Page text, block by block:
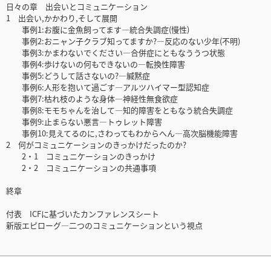
日々の章 出会いとコミュニケーション
1 出会い,かかわり,そして展開
事例1:お腹に金魚飼ってます―統合失調症(慢性)
事例2:おニャン子クラブ知ってますか?―反応のない少年(不明)
事例3:かまわないでください―合併症にともなううつ状態
事例4:歩けないの何もできないの―転換性障害
事例5:どうして話さないの?―緘黙症
事例6:人形を抱いて過ごす―アルツハイマー型認知症
事例7:枯れ枝のような身体―神経性無食欲症
事例8:モモちゃんを治して―知的障害をともなう統合失調症
事例9:止まらない悪言―トゥレット障害
事例10:見えてるのに,さわってもわからへん―高次脳機能障害
2 何がコミュニケーションのきっかけだったのか?
2・1 コミュニケーションのきっかけ
2・2 コミュニケーションの共通事項
終章
付表 ICFに基づいたカンファレンスシート
新版エピローグ―二つのコミュニケーションという視点